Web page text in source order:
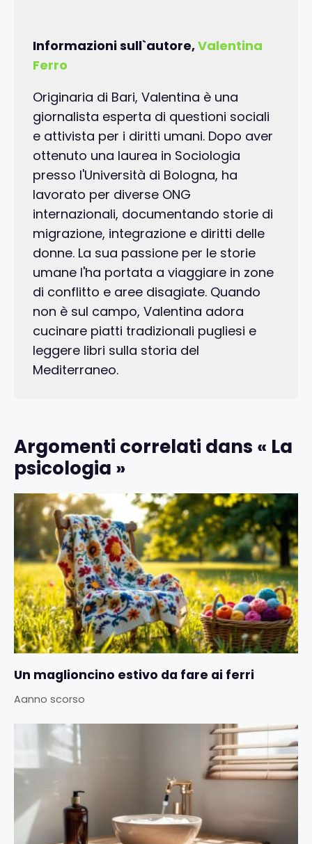
Informazioni sull`autore,Valentina
Ferro
Originaria di Bari, Valentina è una
giornalista esperta di questioni sociali
e attivista per i diritti umani. Dopo aver
ottenuto una laurea in Sociologia
presso l'Università di Bologna, ha
lavorato per diverse ONG
internazionali, documentando storie di
migrazione, integrazione e diritti delle
donne. La sua passione per le storie
umane l'ha portata a viaggiare in zone
di conflitto e aree disagiate. Quando
non è sul campo, Valentina adora
cucinare piatti tradizionali pugliesi e
leggere libri sulla storia del
Mediterraneo.
Argomenti correlati dans « La
psicologia »
Un maglioncino estivo da fare ai ferri
Aanno scorso